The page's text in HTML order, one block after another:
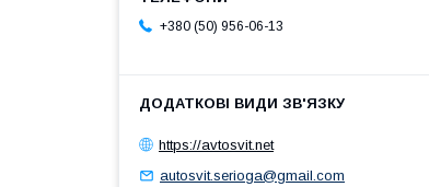
+380 (50) 956-06-13
https://avtosvit.net
autosvit.serioga@gmail.com